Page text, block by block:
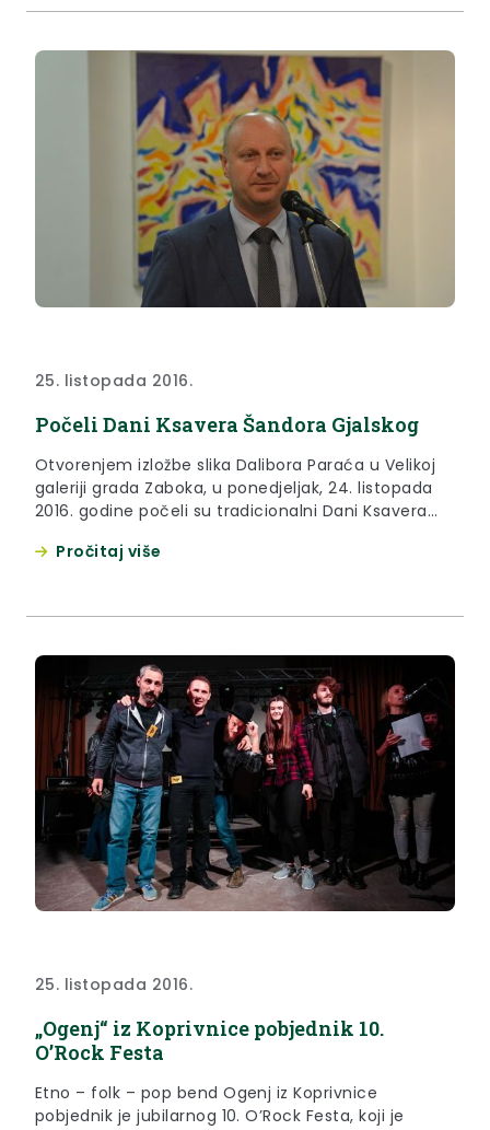
25. listopada 2016.
Počeli Dani Ksavera Šandora Gjalskog
Otvorenjem izložbe slika Dalibora Paraća u Velikoj
galeriji grada Zaboka, u ponedjeljak, 24. listopada
2016. godine počeli su tradicionalni Dani Ksavera
Pročitaj više
25. listopada 2016.
„Ogenj“ iz Koprivnice pobjednik 10.
O’Rock Festa
Etno – folk – pop bend Ogenj iz Koprivnice
pobjednik je jubilarnog 10. O’Rock Festa, koji je